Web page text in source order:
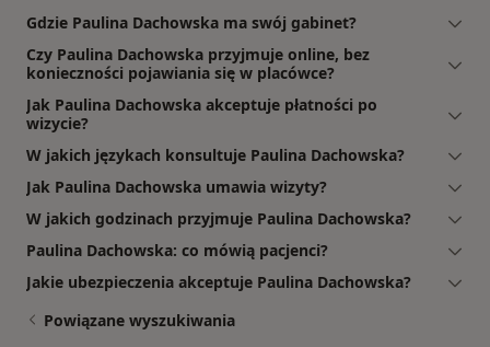
Gdzie Paulina Dachowska ma swój gabinet?
Czy Paulina Dachowska przyjmuje online, bez
konieczności pojawiania się w placówce?
Jak Paulina Dachowska akceptuje płatności po
wizycie?
W jakich językach konsultuje Paulina Dachowska?
Jak Paulina Dachowska umawia wizyty?
W jakich godzinach przyjmuje Paulina Dachowska?
Paulina Dachowska: co mówią pacjenci?
Jakie ubezpieczenia akceptuje Paulina Dachowska?
Powiązane wyszukiwania